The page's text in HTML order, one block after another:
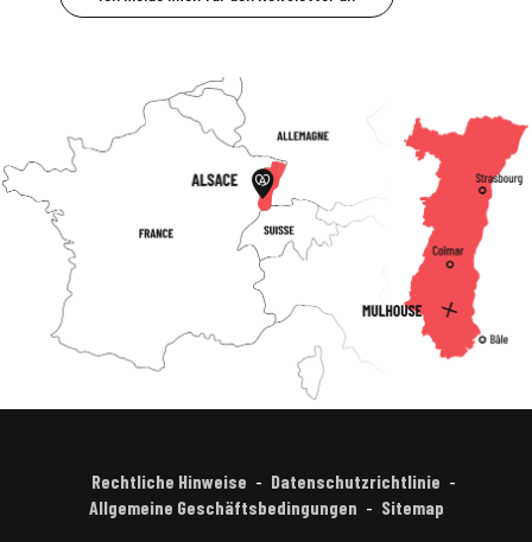
Rechtliche Hinweise
Datenschutzrichtlinie
Allgemeine Geschäftsbedingungen
Sitemap